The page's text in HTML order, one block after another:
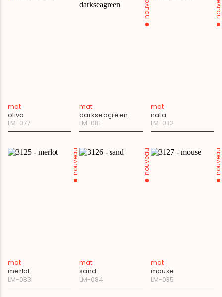
mat
oliva
LM-077
mat
darkseagreen
LM-081
mat
nata
LM-082
mat
merlot
LM-083
nouveau
mat
sand
LM-084
nouveau
mat
mouse
LM-085
nouveau